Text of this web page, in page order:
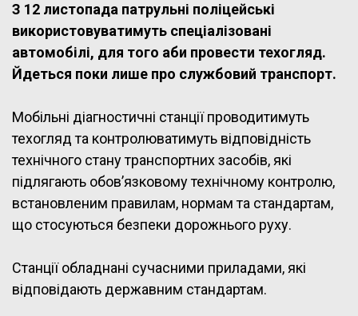
З 12 листопада патрульні поліцейські
використовуватимуть спеціалізовані
автомобілі, для того аби провести техогляд.
Йдеться поки лише про службовий транспорт.
Мобільні діагностичні станції проводитимуть
техогляд та контролюватимуть відповідність
технічного стану транспортних засобів, які
підлягають обов’язковому технічному контролю,
встановленим правилам, нормам та стандартам,
що стосуються безпеки дорожнього руху.
Станції обладнані сучасними приладами, які
відповідають державним стандартам.